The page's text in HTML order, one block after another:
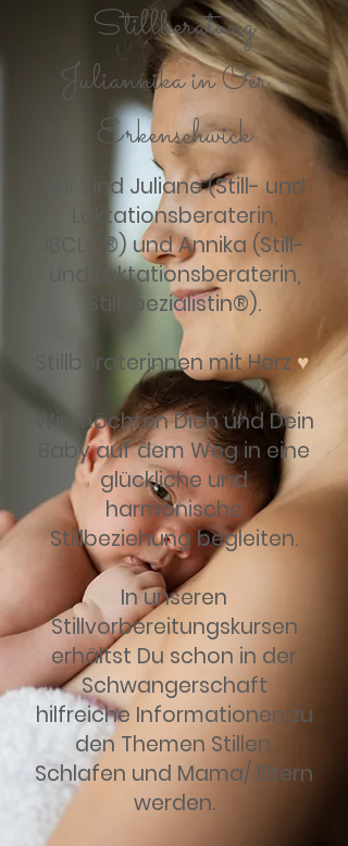
Stillberatung
Juliannika in Oer -
Erkenschwick
Wir sind Juliane (Still- und
Laktationsberaterin,
IBCLC®) und Annika (Still-
und Laktationsberaterin,
Stillspezialistin®).
Stillberaterinnen mit Herz ♥
Wir möchten Dich und Dein
Baby auf dem Weg in eine
glückliche und
harmonische
Stillbeziehung begleiten.
In unseren
Stillvorbereitungskursen
erhältst Du schon in der
Schwangerschaft
hilfreiche Informationen zu
den Themen Stillen,
Schlafen und Mama/ Eltern
werden.